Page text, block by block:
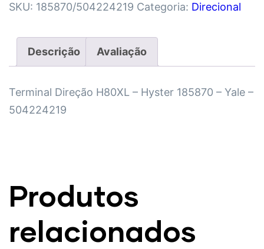
SKU: 185870/504224219 Categoria: Direcional
Descrição Avaliação
Terminal Direção H80XL – Hyster 185870 – Yale –
504224219
Produtos
relacionados